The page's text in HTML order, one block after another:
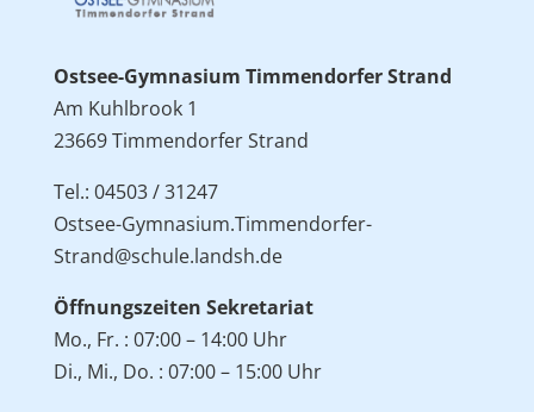
Ostsee-Gymnasium Timmendorfer Strand
Am Kuhlbrook 1
23669 Timmendorfer Strand
Tel.: 04503 / 31247
Ostsee-Gymnasium.Timmendorfer-
Strand@schule.landsh.de
Öffnungszeiten Sekretariat
Mo., Fr. : 07:00 – 14:00 Uhr
Di., Mi., Do. : 07:00 – 15:00 Uhr